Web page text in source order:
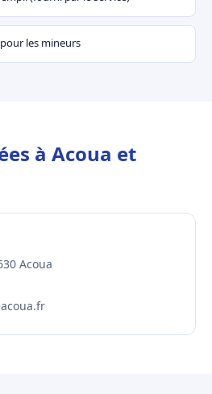
les mineurs
à Acoua et
Acoua